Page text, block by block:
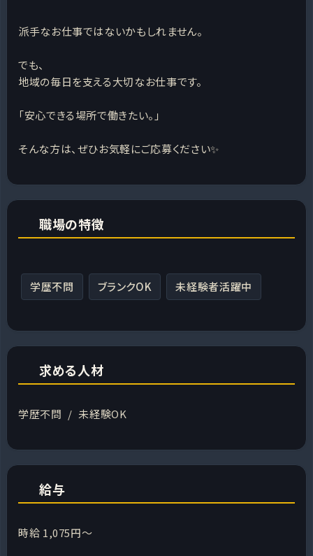
派手なお仕事ではないかもしれません。
でも、
地域の毎日を支える大切なお仕事です。
「安心できる場所で働きたい。」
そんな方は、ぜひお気軽にご応募ください✨
職場の特徴
学歴不問 ブランクOK 未経験者活躍中
求める人材
学歴不問 / 未経験OK
給与
時給 1,075円～